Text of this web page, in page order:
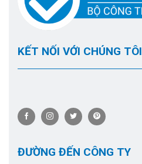
KẾT NỐI VỚI CHÚNG TÔI
ĐƯỜNG ĐẾN CÔNG TY